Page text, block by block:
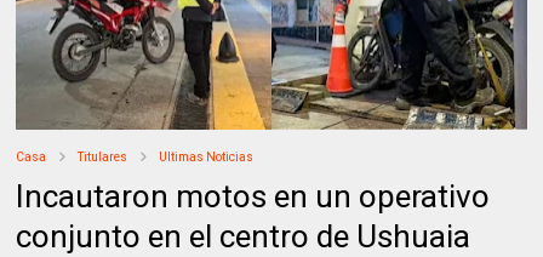
Casa Titulares Ultimas Noticias
Incautaron motos en un operativo
conjunto en el centro de Ushuaia